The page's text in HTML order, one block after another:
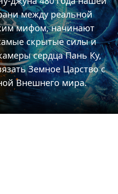
между реальной
мифом, начинают
скрытые силы и
сердца Пань Ку,
Земное Царство с
Внешнего мира.